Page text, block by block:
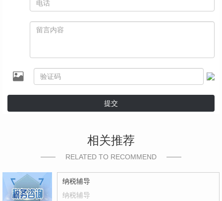
提交
相关推荐
RELATED TO RECOMMEND
纳税辅导
纳税辅导